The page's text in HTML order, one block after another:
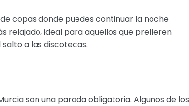
copas donde puedes continuar la noche
relajado, ideal para aquellos que prefieren
a las discotecas.
son una parada obligatoria. Algunos de los